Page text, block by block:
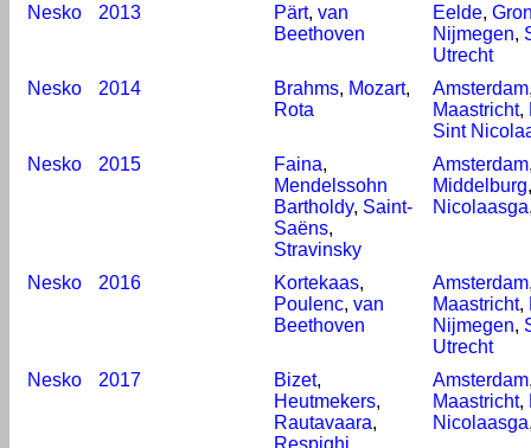
Nesko
2013 Pärt, van
Beethoven
Eelde,
Nijmegen,
Utrecht
Nesko
2014 Brahms, Mozart,
Rota
Amsterdam
Maastricht,
Sint
Nesko
2015 Faina,
Mendelssohn
Bartholdy, Saint-
Saëns,
Stravinsky
Amsterdam
Middelburg
Nicolaasga
Nesko 2016 Kortekaas,
Poulenc, van
Beethoven
Amsterdam
Maastricht,
Nijmegen,
Utrecht
Nesko
2017 Bizet,
Heutmekers,
Rautavaara,
Respighi
Amsterdam
Maastricht,
Nicolaasga